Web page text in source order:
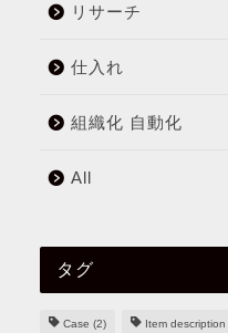
リサーチ
仕入れ
組織化 自動化
All
タグ
Case (2) Item description